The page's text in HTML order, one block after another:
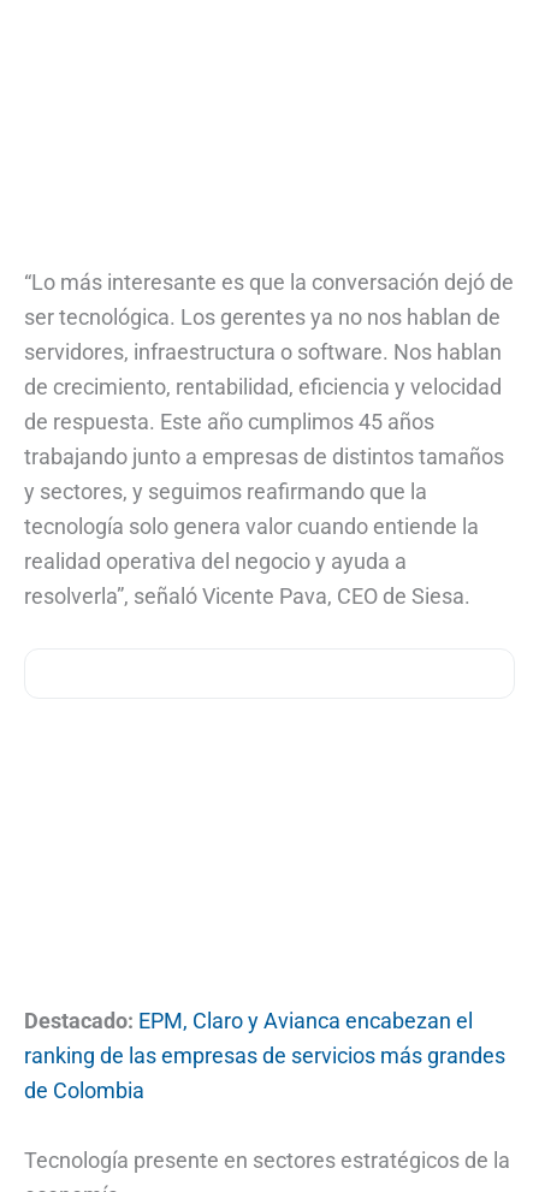
“Lo más interesante es que la conversación dejó de
ser tecnológica. Los gerentes ya no nos hablan de
servidores, infraestructura o software. Nos hablan
de crecimiento, rentabilidad, eficiencia y velocidad
de respuesta. Este año cumplimos 45 años
trabajando junto a empresas de distintos tamaños
y sectores, y seguimos reafirmando que la
tecnología solo genera valor cuando entiende la
realidad operativa del negocio y ayuda a
resolverla”, señaló Vicente Pava, CEO de Siesa.
Destacado: EPM, Claro y Avianca encabezan el
ranking de las empresas de servicios más grandes
de Colombia
Tecnología presente en sectores estratégicos de la